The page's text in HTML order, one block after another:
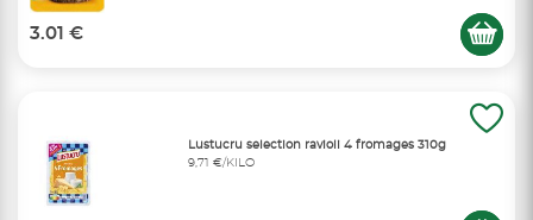
3.01 €
Lustucru selection ravioli 4 fromages 310g
9,71 €/KILO